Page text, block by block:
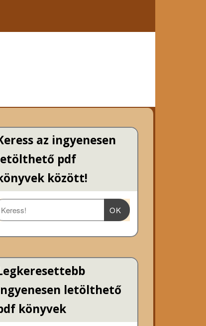
az ingyenesen
pdf
között!
OK
letölthető
könyvek